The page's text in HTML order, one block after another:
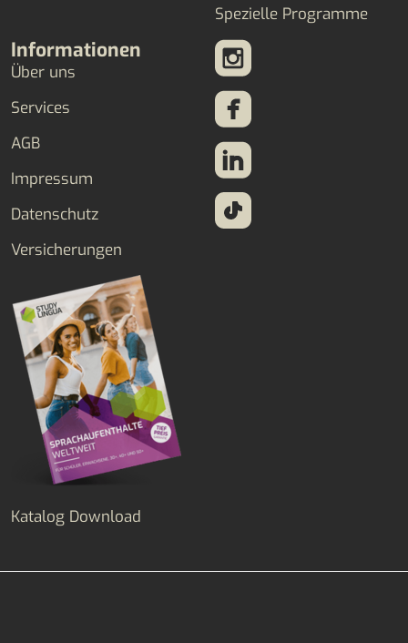
Spezielle Programme
Informationen
Über uns
Services
AGB
Impressum
Datenschutz
Versicherungen
Katalog Download